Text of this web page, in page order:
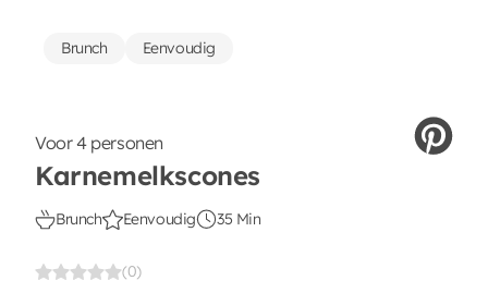
Voor 4 personen
Karnemelkscones
Brunch Eenvoudig 35 Min
(0)
Brunch Eenvoudig